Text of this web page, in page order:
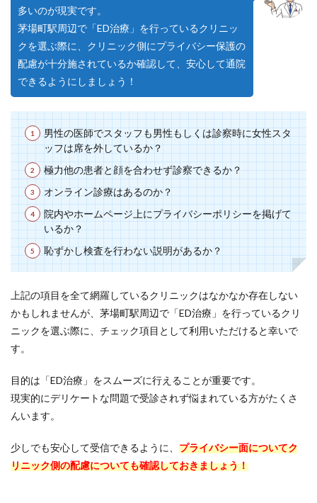
多いのが現実です。
茅場町駅周辺で「ED治療」を行っているクリニッ
クを選ぶ際に、クリニック側にプライバシー保護の
配慮が十分施されているか確認して、安心して通院
できるようにしましょう！
男性の医師でスタッフも男性もしくは診察時に女性スタ
ッフは席を外しているか？
極力他の患者と顔を合わせず診察できるか？
オンライン診療はあるのか？
院内やホームページ上にプライバシーポリシーを掲げて
いるか？
恥ずかし検査を行わない説明があるか？
上記の項目を全て網羅しているクリニックはなかなか存在しない
かもしれませんが、茅場町駅周辺で「ED治療」を行っているクリ
ニックを選ぶ際に、チェック項目として利用いただけると幸いで
す。
目的は「ED治療」をスムーズに行えることが重要です。
現実的にデリケートな問題で受診されず悩まれている方がたくさ
んいます。
少しでも安心して受信できるように、 プライバシー面についてク
リニック側の配慮についても確認しておきましょう！